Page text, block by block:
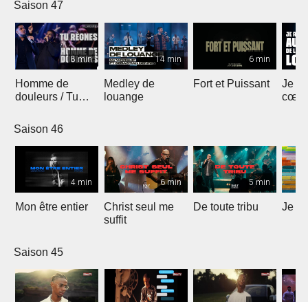
Saison 47
8 min
Homme de
douleurs / Tu
14 min
Medley de
louange
6 min
Fort et Puissant
Je
cœur
Saison 46
4 min
Mon être entier
6 min
Christ seul me
suffit
5 min
De toute tribu Je
Saison 45